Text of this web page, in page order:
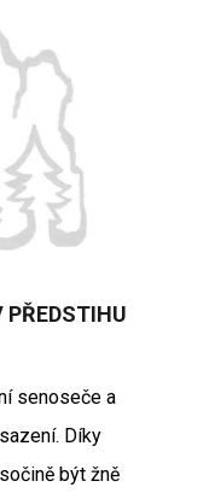
senoseče a
Díky
být žně